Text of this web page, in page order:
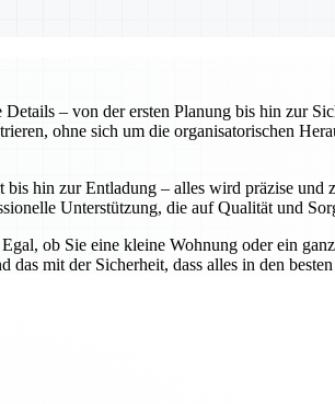
– von der ersten Planung bis hin zur
ohne sich um die organisatorischen
hin zur Entladung – alles wird präzise und
Unterstützung, die auf Qualität und
ob Sie eine kleine Wohnung oder ein
mit der Sicherheit, dass alles in den